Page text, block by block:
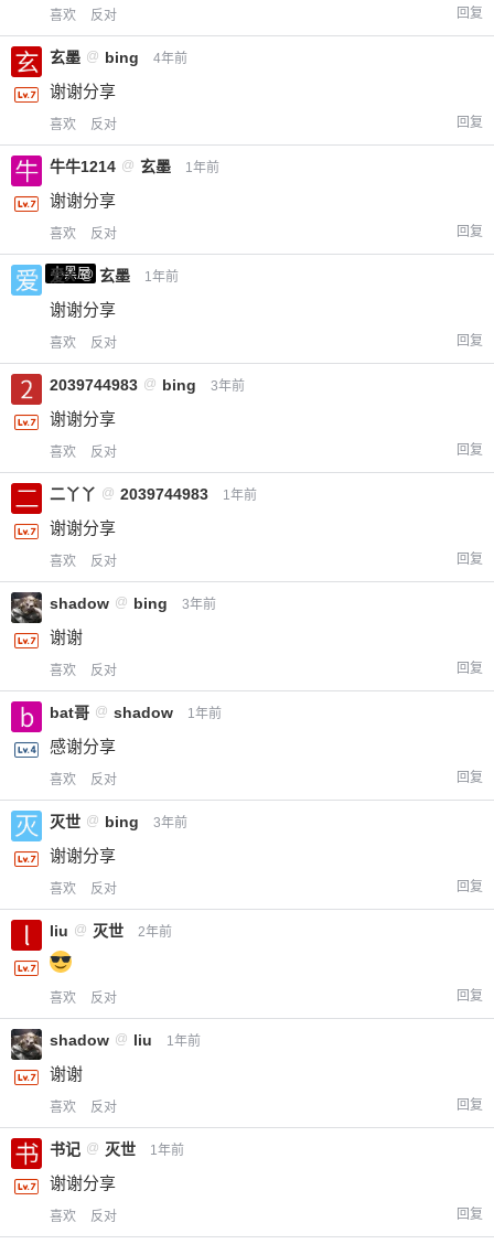
喜欢 反对 回复
玄墨 @ bing 4年前
谢谢分享
喜欢 反对 回复
牛牛1214 @ 玄墨 1年前
谢谢分享
喜欢 反对 回复
小黑屋
爱X @ 玄墨 1年前
谢谢分享
喜欢 反对 回复
2039744983 @ bing 3年前
谢谢分享
喜欢 反对 回复
二丫丫 @ 2039744983 1年前
谢谢分享
喜欢 反对 回复
shadow @ bing 3年前
谢谢
喜欢 反对 回复
bat哥 @ shadow 1年前
感谢分享
喜欢 反对 回复
灭世 @ bing 3年前
谢谢分享
喜欢 反对 回复
liu @ 灭世 2年前
喜欢 反对 回复
shadow @ liu 1年前
谢谢
喜欢 反对 回复
书记 @ 灭世 1年前
谢谢分享
喜欢 反对 回复